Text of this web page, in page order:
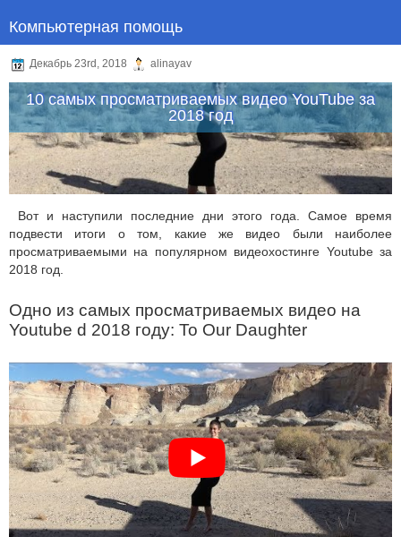
Компьютерная помощь
Декабрь 23rd, 2018 alinayav
10 самых просматриваемых видео YouTube за
2018 год
Вот и наступили последние дни этого года. Самое время
подвести итоги о том, какие же видео были наиболее
просматриваемыми на популярном видеохостинге Youtube за
2018 год.
Одно из самых просматриваемых видео на
Youtube d 2018 году: To Our Daughter